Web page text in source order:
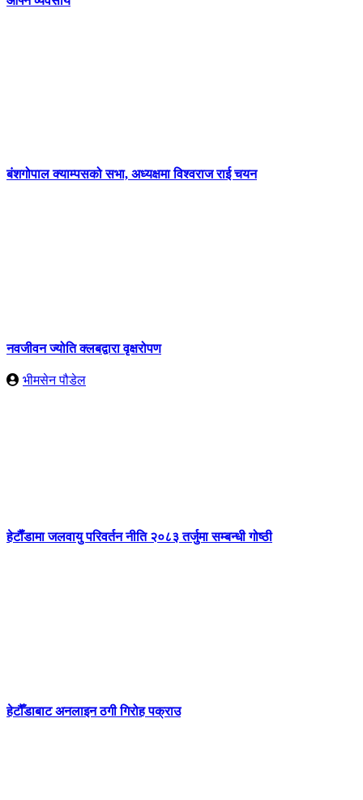
बंशगोपाल क्याम्पसको सभा, अध्यक्षमा विश्वराज राई चयन
नवजीवन ज्योति क्लबद्वारा वृक्षरोपण
भीमसेन पौडेल
हेटाैँडामा जलवायु परिवर्तन नीति २०८३ तर्जुमा सम्बन्धी गोष्ठी
हेटौँडाबाट अनलाइन ठगी गिरोह पक्राउ